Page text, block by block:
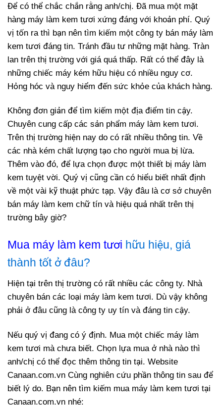
Để có thể chắc chắn rằng anh/chị. Đã mua một mặt
hàng máy làm kem tươi xứng đáng với khoản phí. Quý
vị tốn ra thì bạn nên tìm kiếm một công ty bán máy làm
kem tươi đáng tin. Tránh đầu tư những mặt hàng. Tràn
lan trên thị trường với giá quá thấp. Rất có thể đây là
những chiếc máy kém hữu hiệu có nhiều nguy cơ.
Hỏng hóc và nguy hiểm đến sức khỏe của khách hàng.
Không đơn giản để tìm kiếm một địa điểm tin cậy.
Chuyên cung cấp các sản phẩm máy làm kem tươi.
Trên thị trường hiện nay do có rất nhiều thông tin. Về
các nhà kém chất lượng tạo cho người mua bị lừa.
Thêm vào đó, để lựa chọn được một thiết bị máy làm
kem tuyệt vời. Quý vị cũng cần có hiểu biết nhất định
về một vài kỹ thuật phức tạp. Vậy đâu là cơ sở chuyên
bán máy làm kem chữ tín và hiệu quả nhất trên thị
trường bây giờ?
Mua máy làm kem tươi hữu hiệu, giá
thành tốt ở đâu?
Hiện tại trên thị trường có rất nhiều các công ty. Nhà
chuyên bán các loại máy làm kem tươi. Dù vậy không
phải ở đâu cũng là công ty uy tín và đáng tin cậy.
Nếu quý vị đang có ý định. Mua một chiếc máy làm
kem tươi mà chưa biết. Chọn lựa mua ở nhà nào thì
anh/chị có thể đọc thêm thông tin tại. Website
Canaan.com.vn Cùng nghiên cứu phần thông tin sau để
biết lý do. Bạn nên tìm kiếm mua máy làm kem tươi tại
Canaan.com.vn nhé: